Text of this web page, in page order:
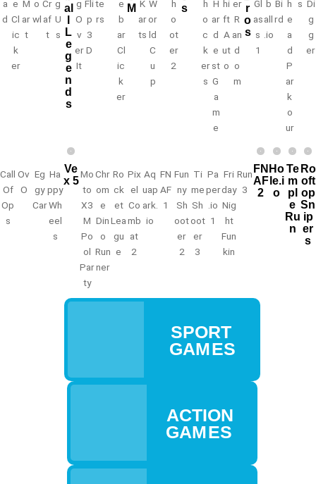
a
d
e
Cl
ic
k
er
M
ar
t
o
wl
Cr
af
t
g
U
s
al
L
e
g
e
n
d
s
g
O
v
er
It
Fli
p
3
D
te
rs
e
b
ar
Cl
ic
k
er
M K
ar
ts
W
or
ld
C
u
p
h
o
ot
er
2
s
h
o
c
k
er
s
H
ar
d
e
st
G
a
m
e
hi
ft
A
ut
o
er
R
an
d
o
m
r
o
s
Gl
as
s
1
b
all
.io
Bi
rd
h
e
a
d
P
ar
k
o
ur
s Di
g
g
er
Call
Of
Op
s
Ov
O
Eg
gy
Car
Ha
ppy
Wh
eel
s
Ve
x 5
Mo
to
X3
M
Po
ol
Par
ty
Chr
om
e
Din
o
Run
ner
Ro
ck
et
Lea
gu
e
Pix
el
Co
mb
at
2
Aq
uap
ark.
io
FN
AF
1
Fun
ny
Sh
oot
er
2
Ti
me
Sh
oot
er
3
Pa
per
.io
1
Fri
day
Nig
ht
Fun
kin
Run
3
FN
AF
2
Ho
le.i
o
Te
m
pl
e
Ru
n
Ro
oft
op
Sn
ip
er
s
SPORT
GAM ES
ACTION
GAM ES